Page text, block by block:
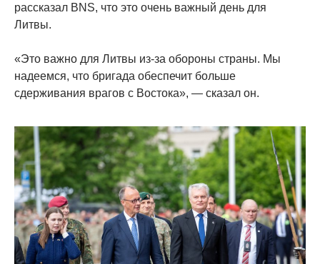
рассказал BNS, что это очень важный день для
Литвы.
«Это важно для Литвы из-за обороны страны. Мы
надеемся, что бригада обеспечит больше
сдерживания врагов с Востока», — сказал он.